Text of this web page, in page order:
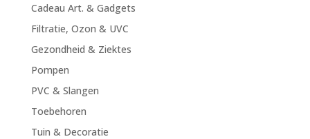
Cadeau Art. & Gadgets
Filtratie, Ozon & UVC
Gezondheid & Ziektes
Pompen
PVC & Slangen
Toebehoren
Tuin & Decoratie